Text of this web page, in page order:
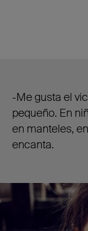
-Me gusta el
pequeño. En
en manteles,
encanta.